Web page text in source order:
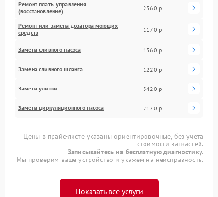
Ремонт платы управления
(восстановление)
2560 р
Ремонт или замена дозатора моющих
средств
1170 р
Замена сливного насоса 1560 р
Замена сливного шланга 1220 р
Замена улитки 3420 р
Замена циркуляционного насоса 2170 р
Цены в прайс-листе указаны ориентировочные, без учета
стоимости запчастей.
Записывайтесь на бесплатную диагностику.
Мы проверим ваше устройство и укажем на неисправность.
Показать все услуги